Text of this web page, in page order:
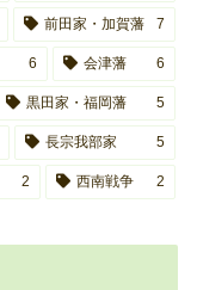
前田家・加賀藩 7
6 会津藩 6
黒田家・福岡藩 5
長宗我部家 5
2 西南戦争 2